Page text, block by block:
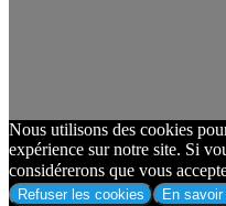
Nous utilisons des cookies
expérience sur notre site. Si
considérerons que vous
Refuser les cookies
En savoir